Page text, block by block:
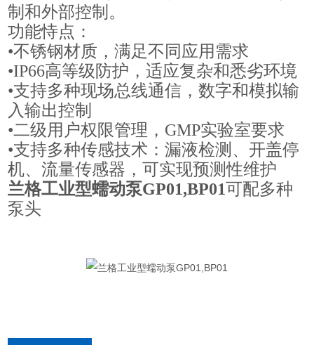
制和外部控制。
功能恃点：
•不锈钢材质，满足不同应用需求
•IP66高等级防护，适应复杂和悉劣环境
•支持多种现场总线通信，数字和模拟输
入输出控制
•二级用户权限管理，GMP实验室要求
•支持多种传感技术：漏液检测、开盖停
机、流量传感器，可实现预测性维护
兰格工业型蠕动泵GP01,BP01可配多种
泵头